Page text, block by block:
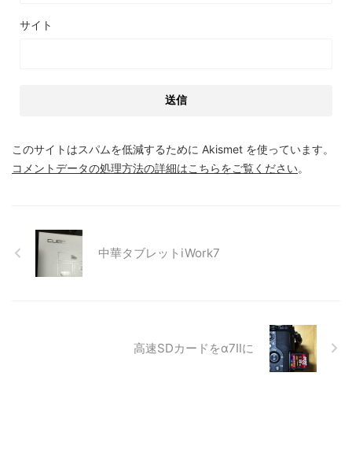
サイト
このサイトはスパムを低減するために Akismet を使っています。
コメントデータの処理方法の詳細はこちらをご覧ください。
中華タブレットiWork7
高速SDカードをα7IIに